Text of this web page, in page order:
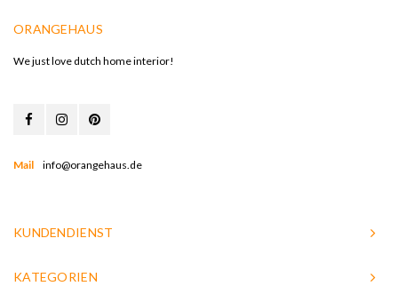
ORANGEHAUS
We just love dutch home interior!
Mail info@orangehaus.de
KUNDENDIENST
KATEGORIEN